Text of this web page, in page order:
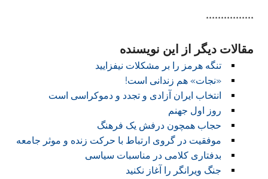
****************
مقالات دیگر از این نویسنده
تنگه هرمز را بر مشکلات نیفزایید
«نجات» هم زندانی است!
انتخاب ایران آزادی و تجدد و دموکراسی است
روز اول جهنم
حجاب همچون درفش یک فرهنگ
موفقیت در گروی ارتباط با حرکت زنده و موثر جامعه
بدفتاری کلامی در مناسبات سیاسی
جنگ ویرانگر را آغاز نکنید